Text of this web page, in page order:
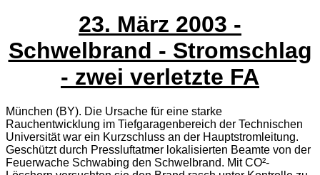
23. März 2003 -
Schwelbrand - Stromschlag
- zwei verletzte FA
München (BY). Die Ursache für eine starke
Rauchentwicklung im Tiefgaragenbereich der Technischen
Universität war ein Kurzschluss an der Hauptstromleitung.
Geschützt durch Pressluftatmer lokalisierten Beamte von der
Feuerwache Schwabing den Schwelbrand. Mit CO²-